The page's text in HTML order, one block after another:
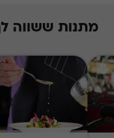
* בעונת השיא,
האירוח על בסיס
ותידרש תוספת
המפורט
באתר
מתנות ששווה